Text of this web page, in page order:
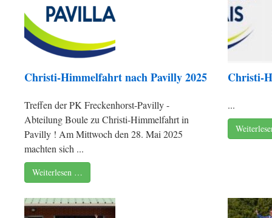
Christi-Himmelfahrt nach Pavilly 2025
Treffen der PK Freckenhorst-Pavilly -
Abteilung Boule zu Christi-Himmelfahrt in
Pavilly ! Am Mittwoch den 28. Mai 2025
machten sich ...
Weiterlesen …
Christi-
...